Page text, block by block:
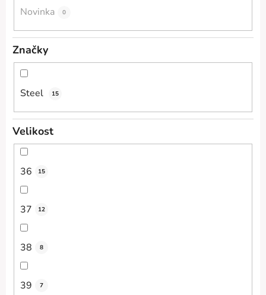
Novinka 0
Značky
Steel 15
Velikost
36 15
37 12
38 8
39 7